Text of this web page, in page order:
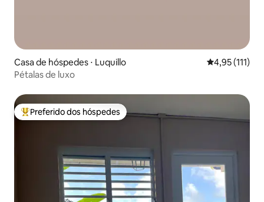
Casa de hóspedes ⋅ Luquillo 4,95 de uma
4,95 (111)
Pétalas de luxo
Entre os melhores preferidos dos hóspedes
Preferido dos hóspedes